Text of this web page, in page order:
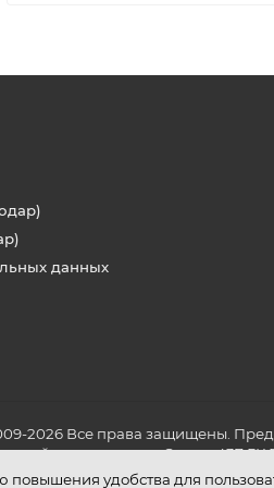
повышения удобства для
данных
2026 Все права защищены.
положениями Статьи 437 ГК